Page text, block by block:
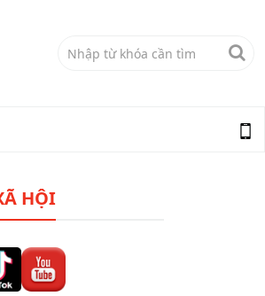
HỘI